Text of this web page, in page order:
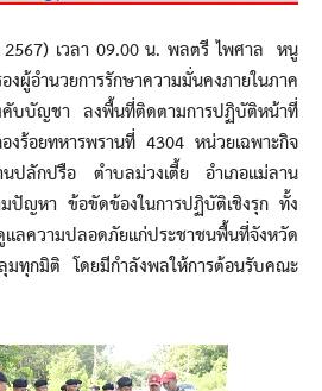
เวลา 09.00 น. พลตรี ไพศาล หนู
ผู้อำนวยการรักษาความมั่นคงภายในภาค
บัญชา ลงพื้นที่ติดตามการปฏิบัติหน้าที่
ร้อยทหารพรานที่ 4304 หน่วยเฉพาะกิจ
ลักปรือ ตำบลม่วงเตี้ย อำเภอแม่ลาน
ปัญหา ข้อขัดข้องในการปฏิบัติเชิงรุก ทั้ง
ลความปลอดภัยแก่ประชาชนพื้นที่จังหวัด
ทุกมิติ โดยมีกำลังพลให้การต้อนรับคณะ